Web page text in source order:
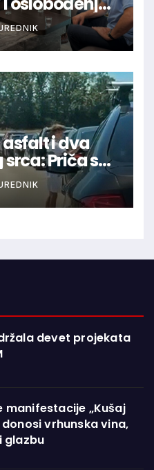
HNS-a
i dva
Priča s
regiju
devet projekata
manifestacije „Kušaj
vrhunska vina,
glazbu